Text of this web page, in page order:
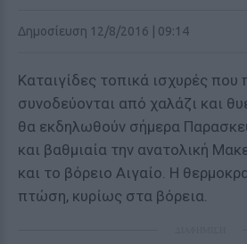
Δημοσίευση 12/8/2016 | 09:14
Καταιγίδες τοπικά ισχυρές που
συνοδεύονται από χαλάζι και
θα εκδηλωθούν σήμερα
και βαθμιαία την ανατολική
και το βόρειο Αιγαίο. Η
πτώση, κυρίως στα βόρεια.